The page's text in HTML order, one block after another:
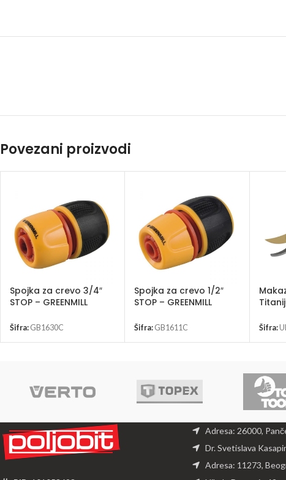
Povezani proizvodi
Spojka za crevo 3/4″
STOP – GREENMILL
Šifra: GB1630C
Spojka za crevo 1/2″
STOP – GREENMILL
Šifra: GB1611C Šifra:
Adresa: 26000,
Dr. Svetislava
Adresa: 11273,